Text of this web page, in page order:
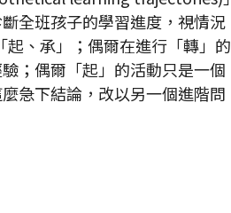
全班孩子的學習進度，視情況
、承」；偶爾在進行「轉」的
；偶爾「起」的活動只是一個
急下結論，改以另一個進階問